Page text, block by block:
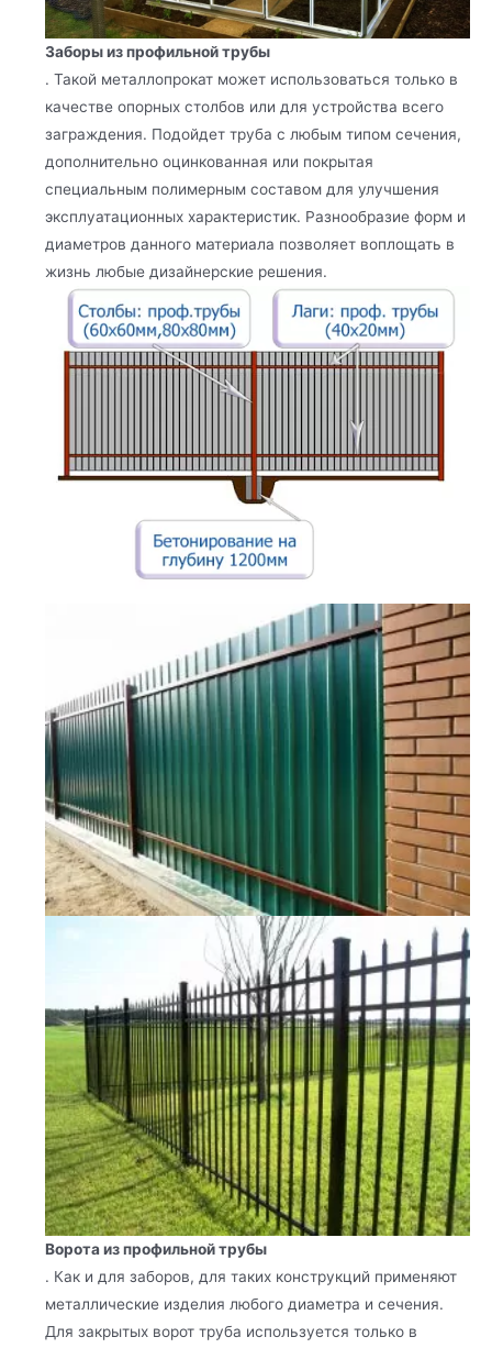
Заборы из профильной трубы
. Такой металлопрокат может использоваться только в
качестве опорных столбов или для устройства всего
заграждения. Подойдет труба с любым типом сечения,
дополнительно оцинкованная или покрытая
специальным полимерным составом для улучшения
эксплуатационных характеристик. Разнообразие форм и
диаметров данного материала позволяет воплощать в
жизнь любые дизайнерские решения.
Ворота из профильной трубы
. Как и для заборов, для таких конструкций применяют
металлические изделия любого диаметра и сечения.
Для закрытых ворот труба используется только в